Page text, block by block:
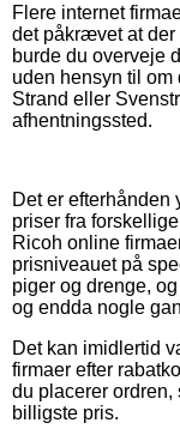
Flere internet
det påkrævet at
burde du overveje
uden hensyn til
Strand eller
afhentningssted.
Det er efterhånden
priser fra
Ricoh online
prisniveauet på
piger og drenge,
og endda nogle
Det kan imidlertid
firmaer efter
du placerer ordren,
billigste pris.